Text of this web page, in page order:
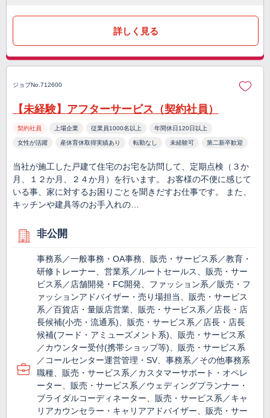
詳しく見る
ジョブNo.712600
【未経験】アフターサービス（契約社員）
契約社員 上場企業 従業員1000名以上 年間休日120日以上
女性が活躍 産休育休取得実績あり 転勤なし 未経験可 第二新卒歓迎
当社が施工した戸建て住宅のお宅を訪問して、定期点検（３か
月、１２か月、２４か月）を行います。 お客様の不便に感じて
いる事、家に対するお困りごとを聞きだすお仕事です。 また、
キッチンや建具等のお手入れの…
非公開
事務系／一般事務・OA事務、販売・サービス系／教育・
研修トレーナー、営業系／ルートセールス、販売・サー
ビス系／店舗開発・FC開発、ファッション系／販売・フ
ァッションアドバイザー・売り場担当、販売・サービス
系／百貨店・量販店営業、販売・サービス系／店長・店
長候補(小売・流通系)、販売・サービス系／店長・店長
候補(フード・アミューズメント系)、販売・サービス系
／カウンター受付(携帯ショップ等)、販売・サービス系
／コールセンター運営管理・SV、事務系／その他事務系
職種、販売・サービス系／カスタマーサポート・オペレ
ーター、販売・サービス系／ウェディングプランナー・
ブライダルコーディネーター、販売・サービス系／キャ
リアカウンセラー・キャリアアドバイザー、販売・サー